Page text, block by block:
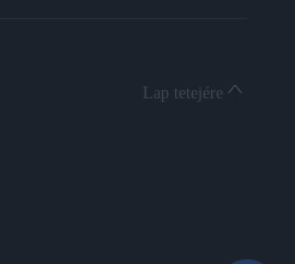
Lap tetejére